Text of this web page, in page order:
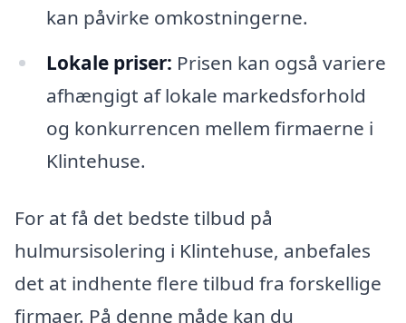
kan påvirke omkostningerne.
Lokale priser: Prisen kan også variere
afhængigt af lokale markedsforhold
og konkurrencen mellem firmaerne i
Klintehuse.
For at få det bedste tilbud på
hulmursisolering i Klintehuse, anbefales
det at indhente flere tilbud fra forskellige
firmaer. På denne måde kan du